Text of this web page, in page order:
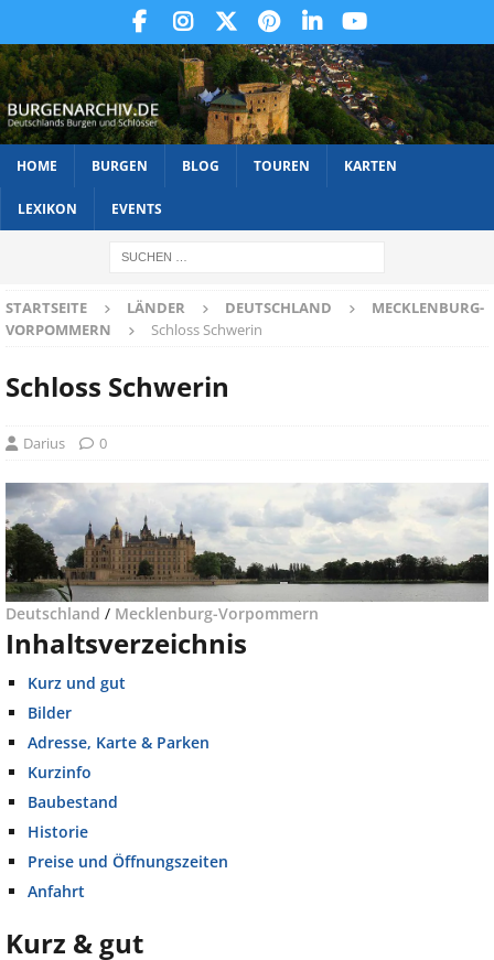
HOME BURGEN BLOG TOUREN KARTEN
LEXIKON EVENTS
STARTSEITE LÄNDER DEUTSCHLAND
MECKLENBURG-
VORPOMMERN
Schloss Schwerin
Schloss Schwerin
Darius 0
Deutschland / Mecklenburg-Vorpommern
Inhaltsverzeichnis
Kurz und gut
Bilder
Adresse, Karte & Parken
Kurzinfo
Baubestand
Historie
Preise und Öffnungszeiten
Anfahrt
Kurz & gut